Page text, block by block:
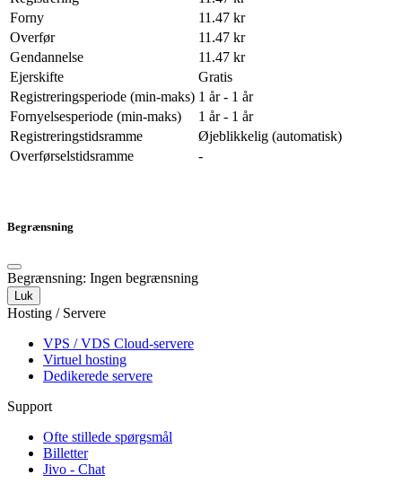
Forny
11.47 kr
Overfør
11.47 kr
Gendannelse
11.47 kr
Ejerskifte
Gratis
Registreringsperiode (min-maks) 1 år - 1 år
Fornyelsesperiode (min-maks)
1 år - 1 år
Registreringstidsramme
Øjeblikkelig (automatisk)
Overførselstidsramme
-
Begrænsning
Begrænsning: Ingen begrænsning
Luk
Hosting / Servere
VPS / VDS Cloud-servere
Virtuel hosting
Dedikerede servere
Support
Ofte stillede spørgsmål
Billetter
Jivo - Chat